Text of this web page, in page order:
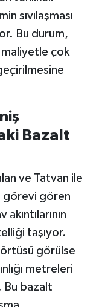
sıvılaşması
Bu durum,
çok
Bazalt
ve Tatvan ile
görevi gören
taşıyor.
görülse
metreleri
Bu bazalt